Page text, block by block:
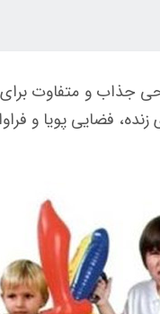
جذاب و متفاوت
فضایی پویا و